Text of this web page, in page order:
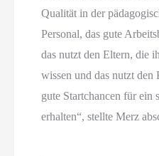
Qualität in der
Personal, das gute
das nutzt den Eltern, die
wissen und das nutzt
gute Startchancen für ein
erhalten“, stellte Merz